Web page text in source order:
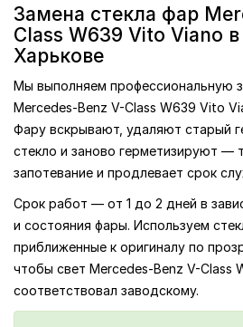
Замена стекла фар
Class W639 Vito Viano
Харькове
Мы выполняем профессиональную
Mercedes-Benz V-Class W639 Vito
Фару вскрывают, удаляют старый
стекло и заново герметизируют —
запотевание и продлевает срок
Срок работ — от 1 до 2 дней в
и состояния фары. Используем
приближенные к оригиналу по
чтобы свет Mercedes-Benz V-Class
соответствовал заводскому.